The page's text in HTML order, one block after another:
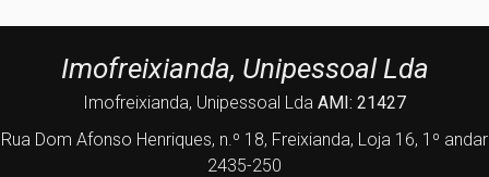
Imofreixianda, Unipessoal Lda
Imofreixianda, Unipessoal Lda AMI: 21427
Rua Dom Afonso Henriques, n.º 18, Freixianda, Loja 16, 1º andar
2435-250